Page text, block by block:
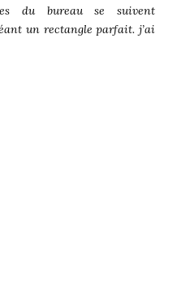
du bureau se suivent
un rectangle parfait. j’ai